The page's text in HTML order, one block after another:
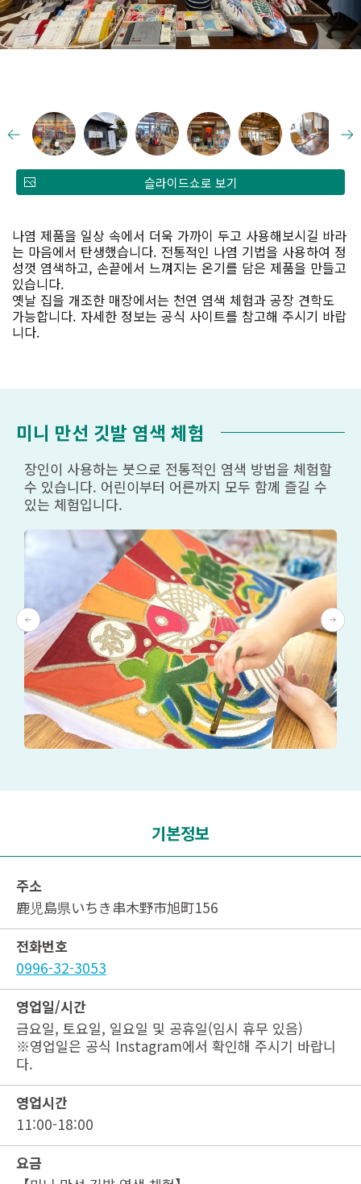
슬라이드쇼로 보기
나염 제품을 일상 속에서 더욱 가까이 두고 사용해보시길 바라
는 마음에서 탄생했습니다. 전통적인 나염 기법을 사용하여 정
성껏 염색하고, 손끝에서 느껴지는 온기를 담은 제품을 만들고
있습니다.
옛날 집을 개조한 매장에서는 천연 염색 체험과 공장 견학도
가능합니다. 자세한 정보는 공식 사이트를 참고해 주시기 바랍
니다.
미니 만선 깃발 염색 체험
장인이 사용하는 붓으로 전통적인 염색 방법을 체험할
수 있습니다. 어린이부터 어른까지 모두 함께 즐길 수
있는 체험입니다.
기본정보
주소
鹿児島県いちき串木野市旭町156
전화번호
0996-32-3053
영업일/시간
금요일, 토요일, 일요일 및 공휴일(임시 휴무 있음)
※영업일은 공식 Instagram에서 확인해 주시기 바랍니
다.
영업시간
11:00-18:00
요금